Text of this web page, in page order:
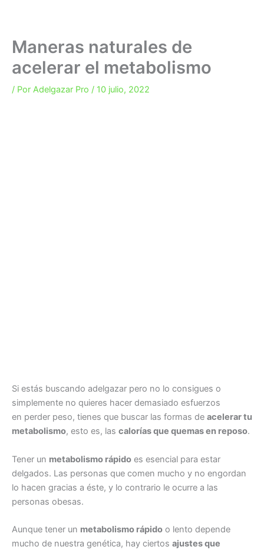
Maneras naturales de
acelerar el metabolismo
/ Por Adelgazar Pro / 10 julio, 2022
Si estás buscando adelgazar pero no lo consigues o
simplemente no quieres hacer demasiado esfuerzos
en perder peso, tienes que buscar las formas de acelerar tu
metabolismo, esto es, las calorías que quemas en reposo.
Tener un metabolismo rápido es esencial para estar
delgados. Las personas que comen mucho y no engordan
lo hacen gracias a éste, y lo contrario le ocurre a las
personas obesas.
Aunque tener un metabolismo rápido o lento depende
mucho de nuestra genética, hay ciertos ajustes que